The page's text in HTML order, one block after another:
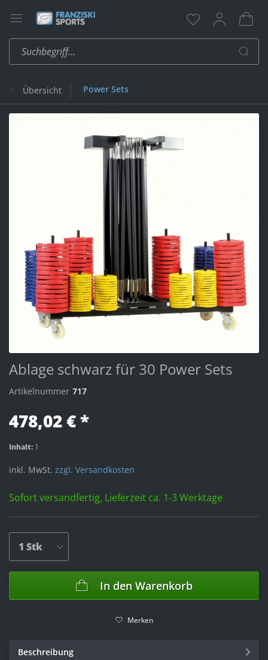
Übersicht Power Sets
Ablage schwarz für 30 Power Sets
Artikelnummer 717
478,02 € *
Inhalt: 1
inkl. MwSt. zzgl. Versandkosten
Sofort versandfertig, Lieferzeit ca. 1-3 Werktage
In den Warenkorb
Merken
Beschreibung